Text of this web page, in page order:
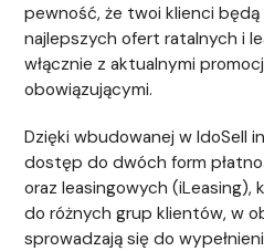
pewność, że twoi klienci
najlepszych ofert ratalnych i
włącznie z aktualnymi
obowiązującymi.
Dzięki wbudowanej w IdoSell
dostęp do dwóch form
oraz leasingowych (iLeasing),
do różnych grup klientów, w
sprowadzają się do